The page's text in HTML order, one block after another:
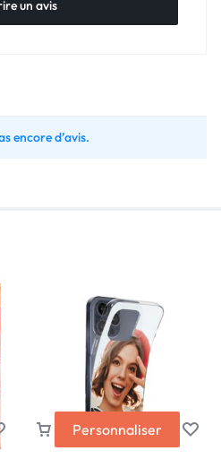
un avis
encore d’avis.
Personnaliser